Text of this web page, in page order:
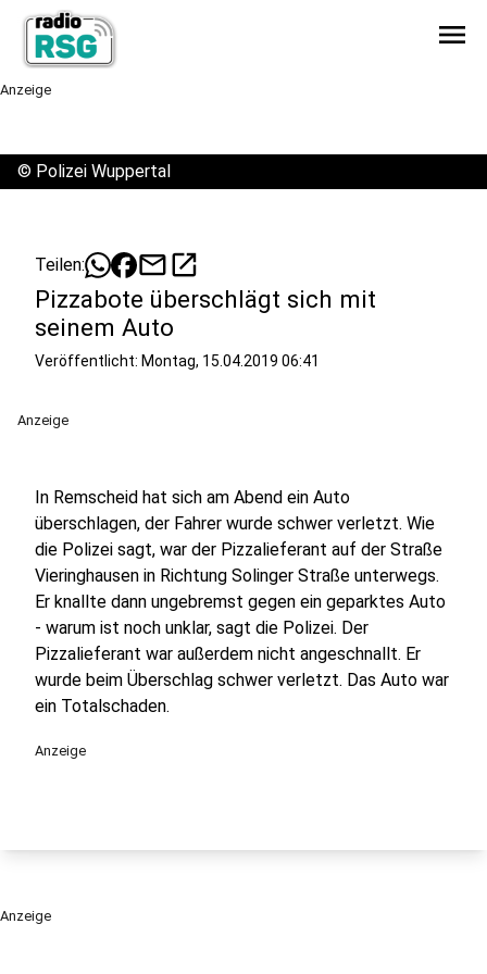
menu
Anzeige
© Polizei Wuppertal
Teilen: mailopen_in_new
Pizzabote überschlägt sich mit
seinem Auto
Veröffentlicht: Montag, 15.04.2019 06:41
Anzeige
In Remscheid hat sich am Abend ein Auto
überschlagen, der Fahrer wurde schwer verletzt. Wie
die Polizei sagt, war der Pizzalieferant auf der Straße
Vieringhausen in Richtung Solinger Straße unterwegs.
Er knallte dann ungebremst gegen ein geparktes Auto
- warum ist noch unklar, sagt die Polizei. Der
Pizzalieferant war außerdem nicht angeschnallt. Er
wurde beim Überschlag schwer verletzt. Das Auto war
ein Totalschaden.
Anzeige
Anzeige